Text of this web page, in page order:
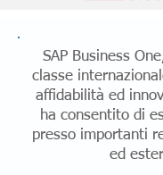
SAP Business
classe
affidabilità ed
ha consentito di
presso importanti
ed